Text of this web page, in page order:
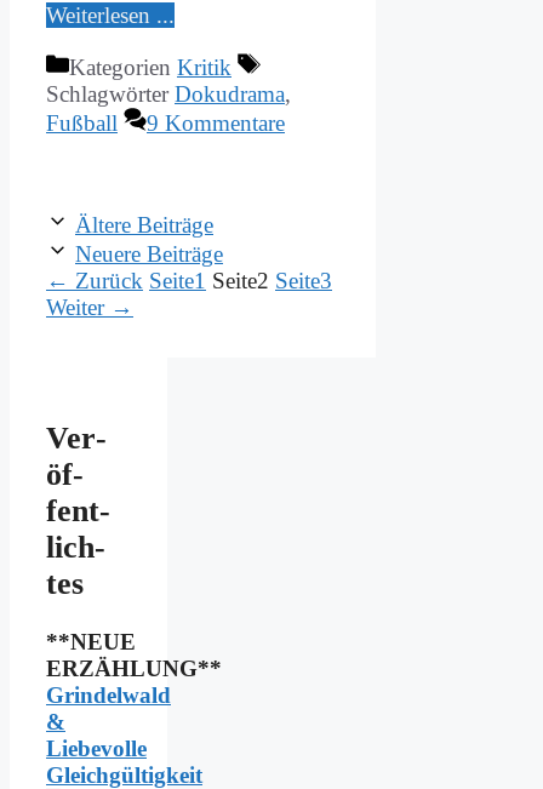
Wei­ter­le­sen ...
Kategorien Kritik
SchlagwörterDokudrama,
Fußball
9 Kommentare
Ältere Beiträge
Neuere Beiträge
← Zurück Seite1 Seite2 Seite3
Weiter →
Ver­
öf­
fent­
lich­
tes
**NEUE
ERZÄHLUNG**
Grindelwald
&
Liebevolle
Gleichgültigkeit